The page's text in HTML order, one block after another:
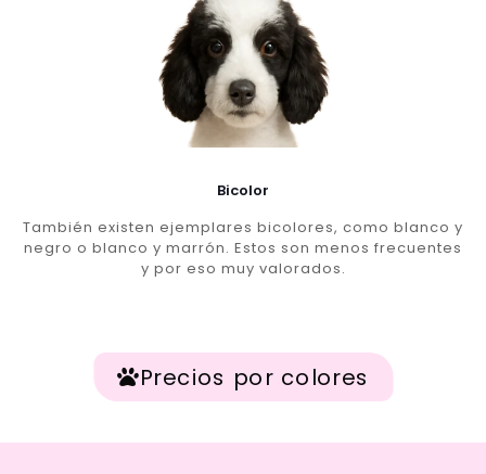
Bicolor
También existen ejemplares bicolores, como blanco y
negro o blanco y marrón. Estos son menos frecuentes
y por eso muy valorados.
Precios por colores